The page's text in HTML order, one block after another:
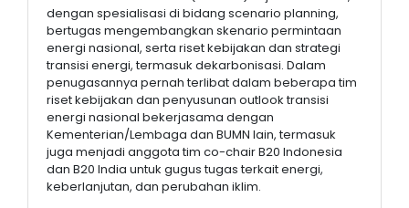
dengan spesialisasi di bidang scenario planning,
bertugas mengembangkan skenario permintaan
energi nasional, serta riset kebijakan dan strategi
transisi energi, termasuk dekarbonisasi. Dalam
penugasannya pernah terlibat dalam beberapa tim
riset kebijakan dan penyusunan outlook transisi
energi nasional bekerjasama dengan
Kementerian/Lembaga dan BUMN lain, termasuk
juga menjadi anggota tim co-chair B20 Indonesia
dan B20 India untuk gugus tugas terkait energi,
keberlanjutan, dan perubahan iklim.